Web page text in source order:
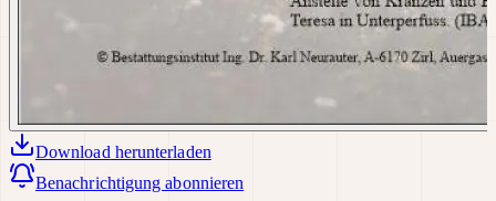
Download herunterladen
Benachrichtigung abonnieren